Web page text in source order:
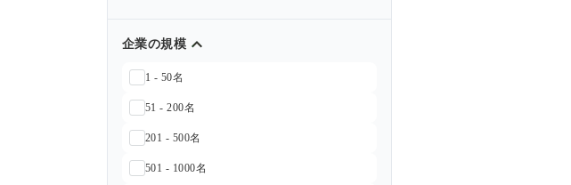
企業の規模
1 - 50名
51 - 200名
201 - 500名
501 - 1000名